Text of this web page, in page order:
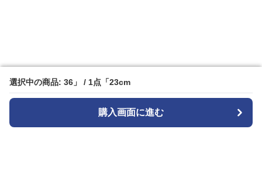
選択中の商品: 36」 / 1点「23cm
購入画面に進む
選択中の商品: 36」 / 1点「23cm
購入画面に進む